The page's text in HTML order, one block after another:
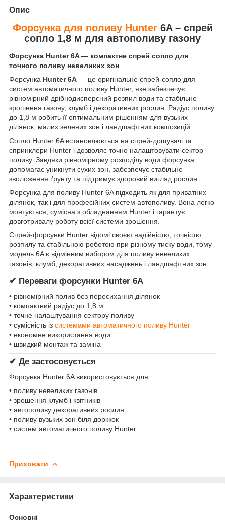
Опис
Форсунка для поливу Hunter6A – спрей
сопло 1,8 м для автополиву газону
Форсунка Hunter 6A — компактне спрей сопло для
точного поливу невеликих зон
Форсунка Hunter 6A — це оригінальне спрей-сопло для
систем автоматичного поливу Hunter, яке забезпечує
рівномірний дрібнодисперсний розпил води та стабільне
зрошення газону, клумб і декоративних рослин. Радіус поливу
до 1,8 м робить її оптимальним рішенням для вузьких
ділянок, малих зелених зон і ландшафтних композицій.
Сопло Hunter 6A встановлюється на спрей-дощувачі та
спринклери Hunter і дозволяє точно налаштовувати сектор
поливу. Завдяки рівномірному розподілу води форсунка
допомагає уникнути сухих зон, забезпечує стабільне
зволоження ґрунту та підтримує здоровий вигляд рослин.
Форсунка для поливу Hunter 6A підходить як для приватних
ділянок, так і для професійних систем автополиву. Вона легко
монтується, сумісна з обладнанням Hunter і гарантує
довготривалу роботу всієї системи зрошення.
Спрей-форсунки Hunter відомі своєю надійністю, точністю
розпилу та стабільною роботою при різному тиску води, тому
модель 6A є відмінним вибором для поливу невеликих
газонів, клумб, декоративних насаджень і ландшафтних зон.
✔ Переваги форсунки Hunter 6A
• рівномірний полив без пересихання ділянок
• компактний радіус до 1,8 м
• точне налаштування сектору поливу
• сумісність із системами автоматичного поливу Hunter
• економне використання води
• швидкий монтаж та заміна
✔ Де застосовується
Форсунка Hunter 6A використовується для:
• поливу невеликих газонів
• зрошення клумб і квітників
• автополиву декоративних рослин
• поливу вузьких зон біля доріжок
• систем автоматичного поливу Hunter
Приховати
Характеристики
Основні